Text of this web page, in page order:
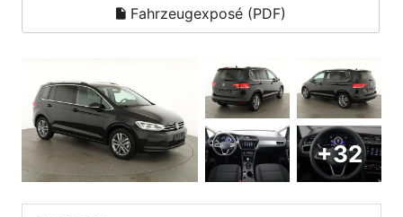
Fahrzeugexposé (PDF)
+32